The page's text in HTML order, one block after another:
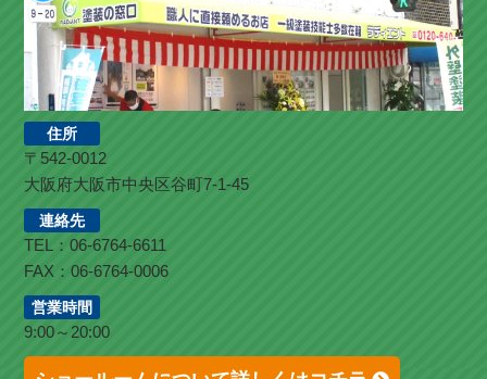
住所
〒542-0012
大阪府大阪市中央区谷町7-1-45
連絡先
TEL：06-6764-6611
FAX：06-6764-0006
営業時間
9:00～20:00